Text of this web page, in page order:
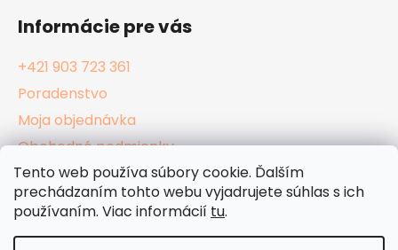
Tento web používa súbory cookie. Ďalším
prechádzaním tohto webu vyjadrujete súhlas s ich
používaním. Viac informácií tu.
Informácie pre vás
+421 903 723 361
Poradenstvo
Moja objednávka
Obchodné podmienky
Reklamačný poriadok
Podmienky ochrany osobných údajov